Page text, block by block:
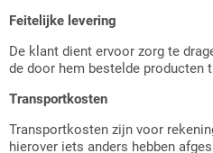
Feitelijke levering
De klant dient ervoor zorg te
de door hem bestelde producten
Transportkosten
Transportkosten zijn voor
hierover iets anders hebben